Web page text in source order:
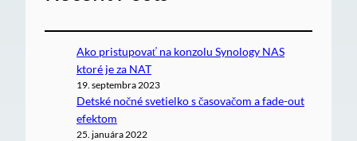
Ako pristupovať na konzolu Synology NAS
ktoré je za NAT
19. septembra 2023
Detské nočné svetielko s časovačom a fade-out
efektom
25. januára 2022